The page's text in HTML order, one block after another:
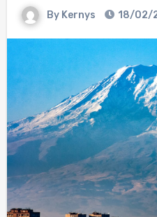
By Kernys 18/02/